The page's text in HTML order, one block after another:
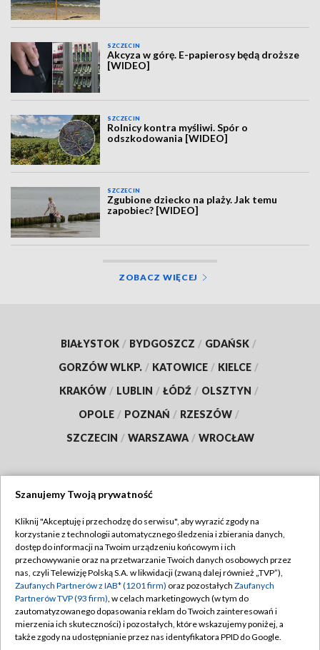
SZCZECIN
Akcyza w górę. E-papierosy będą droższe
[WIDEO]
SZCZECIN
Rolnicy kontra myśliwi. Spór o
odszkodowania [WIDEO]
SZCZECIN
Zgubione dziecko na plaży. Jak temu
zapobiec? [WIDEO]
ZOBACZ WIĘCEJ
BIAŁYSTOK / BYDGOSZCZ / GDAŃSK /
GORZÓW WLKP. / KATOWICE / KIELCE /
KRAKÓW / LUBLIN / ŁÓDŹ / OLSZTYN /
OPOLE / POZNAŃ / RZESZÓW /
SZCZECIN / WARSZAWA / WROCŁAW
TVP
Abonament TVP
Emisja w TVP
Centrum informacji TVP
Naziemna Telewizja Cyfrowa
Regulamin TVP
Polityka prywatności
Moje zgody
Pomoc
Szanujemy Twoją prywatność
Kliknij "Akceptuję i przechodzę do serwisu", aby wyrazić zgody na
korzystanie z technologii automatycznego śledzenia i zbierania danych,
dostęp do informacji na Twoim urządzeniu końcowym i ich
przechowywanie oraz na przetwarzanie Twoich danych osobowych przez
nas, czyli Telewizję Polską S.A. w likwidacji (zwaną dalej również „TVP”),
Zaufanych Partnerów z IAB* (1201 firm) oraz pozostałych Zaufanych
Partnerów TVP (93 firm), w celach marketingowych (w tym do
zautomatyzowanego dopasowania reklam do Twoich zainteresowań i
mierzenia ich skuteczności) i pozostałych, które wskazujemy poniżej, a
także zgody na udostępnianie przez nas identyfikatora PPID do Google.